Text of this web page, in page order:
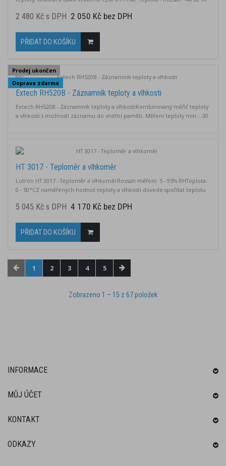
vzduchu - Rozsah: 950 až 1050 hPa, Rozlišení: 0,1 hPa
2 480 Kč s DPH 2 050 Kč bez DPH
PŘIDAT DO KOŠÍKU
Prodej ukončen
Doprava zdarma
Extech RH520B - Záznamník teploty a vlhkosti
Extech RH520B - Záznamník teploty a vlhkostiKombinovaný měřič teploty
a vlhkosti s možností záznamu do vnitřní paměti. Měření teploty min.: -30
HT 3017 - Teploměr a vlhkoměr
Lutron HT 3017 - Teploměr a vlhkoměrRozsah měření: 5 - 95% RHTeplota:
0 - 50°CZ naměřených hodnot teploty a vlhkosti dovede spočítat teplotu
℃).
5 045 Kč s DPH 4 170 Kč bez DPH
PŘIDAT DO KOŠÍKU
1 2 3 4 5
Zobrazeno 1 – 15 z 67 položek
INFORMACE
MŮJ ÚČET
KONTAKT
ODKAZY